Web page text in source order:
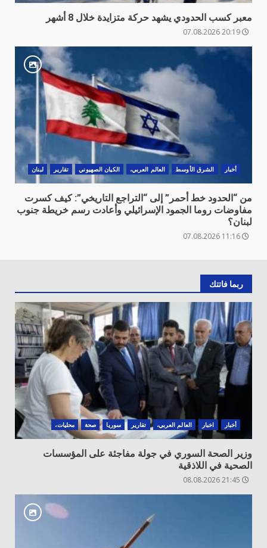
معبر كسب الحدودي يشهد حركة متزايدة خلال 8 أشهر
أخبار الشرق الأوسط العالم العربي، الكيان الصهيوني تقارير لبنان
من “الحدود خط أحمر” إلى “التراجع التاريخي”: كيف كسرت
مفاوضات روما الجمود الإسرائيلي وأعادت رسم خريطة جنوب
لبنان؟
ربما فاتتك
أخبار اخبار العالم العربي، تقارير سوريا صحة محليات،
وزير الصحة السوري في جولة مفاجئة على المؤسسات
الصحية في اللاذقية